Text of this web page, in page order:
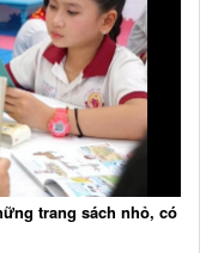
trang sách nhỏ, có